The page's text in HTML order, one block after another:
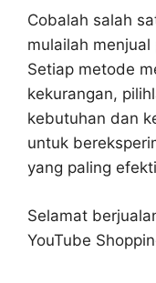
Cobalah salah
mulailah
Setiap metode
kekurangan,
kebutuhan dan
untuk
yang paling
Selamat
YouTube